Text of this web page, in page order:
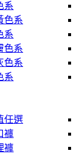
系
色系
系
色系
色系
系
任選
褲
褲